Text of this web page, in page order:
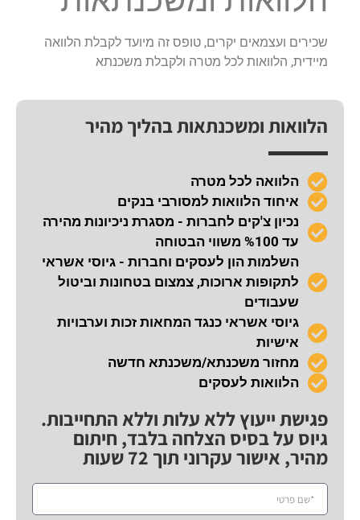
שכירים ועצמאים יקרים, טופס זה מיועד לקבלת הלוואה
מיידית, הלוואות לכל מטרה ולקבלת משכנתא
הלוואות ומשכנתאות בהליך מהיר
הלוואה לכל מטרה
איחוד הלוואות למסורבי בנקים
נכיון צ'קים לחברות - מסגרת ניכיונות מהירה
עד %100 משווי הבטוחה
השלמות הון לעסקים וחברות - גיוסי אשראי
לתקופות ארוכות, צמצום בטחונות וביטול
שעבודים
גיוסי אשראי כנגד המחאות זכות וערבויות
אישיות
מחזור משכנתא/משכנתא חדשה
הלוואות לעסקים
פגישת ייעוץ ללא עלות וללא התחייבות.
גיוס על בסיס הצלחה בלבד, חיתום
מהיר, אישור עקרוני תוך 72 שעות